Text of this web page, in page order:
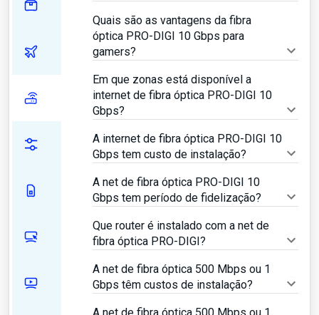
Quais são as vantagens da fibra
óptica PRO-DIGI 10 Gbps para
gamers?
Em que zonas está disponível a
internet de fibra óptica PRO-DIGI 10
Gbps?
A internet de fibra óptica PRO-DIGI 10
Gbps tem custo de instalação?
A net de fibra óptica PRO-DIGI 10
Gbps tem período de fidelização?
Que router é instalado com a net de
fibra óptica PRO-DIGI?
A net de fibra óptica 500 Mbps ou 1
Gbps têm custos de instalação?